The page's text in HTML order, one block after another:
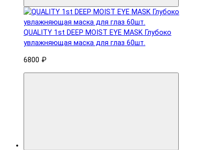
QUALITY 1st DEEP MOIST EYE MASK Глубоко
увлажняющая маска для глаз 60шт.
6800 ₽